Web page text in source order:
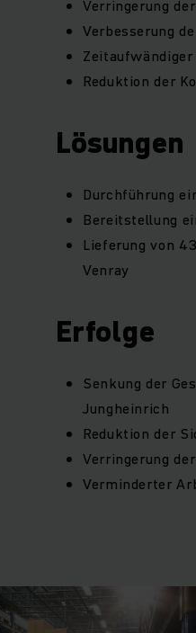
Verringerung
Verbesserung
Reduktion der
Lösungen
Durchführung
Bereitstellung
Lieferung von
Venray
Erfolge
Senkung der
Jungheinrich
Reduktion der
Verringerung
Verminderter